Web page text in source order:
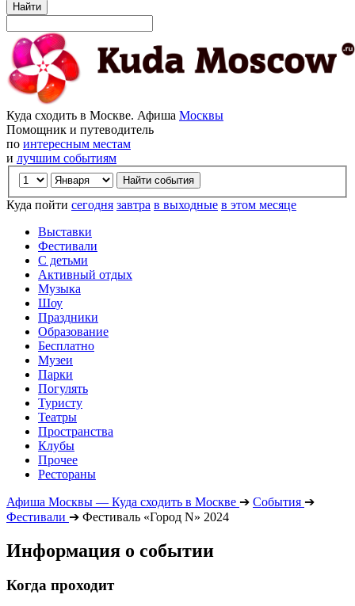
Найти
Куда сходить в Москве. Афиша Москвы
Помощник и путеводитель
по интересным местам
и лучшим событиям
Куда пойти сегодня завтра в выходные в этом месяце
Выставки
Фестивали
С детьми
Активный отдых
Музыка
Шоу
Праздники
Образование
Бесплатно
Музеи
Парки
Погулять
Туристу
Театры
Пространства
Клубы
Прочее
Рестораны
Афиша Москвы — Куда сходить в Москве ➔ События ➔
Фестивали ➔ Фестиваль «Город N» 2024
Информация о событии
Когда проходит